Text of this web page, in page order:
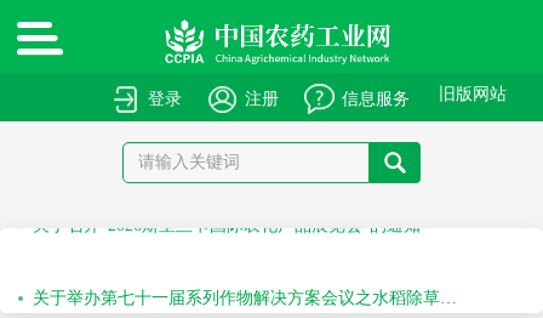
旧版网站
信息服务
注册
登录
绿色高质量农药产品报送指南
关于召开“第十届农药安全科学使用专题会”的通知
关于召开“2026斯里兰卡国际农化产品展览会”的通知
关于举办第六十九届系列作物解决方案会议之科学安全使用农药及作物单产提升技术培训会的通知